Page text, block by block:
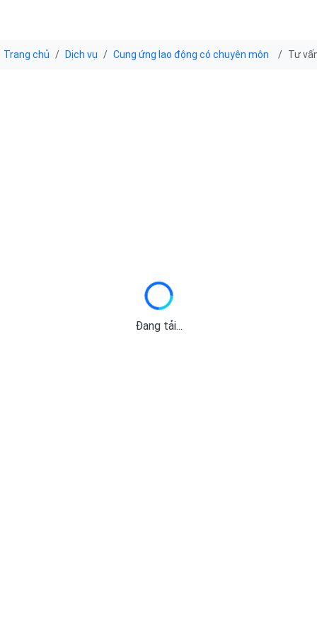
Trang chủ Dịch vụ Cung ứng lao động có chuyên môn Tư
Đang tải...